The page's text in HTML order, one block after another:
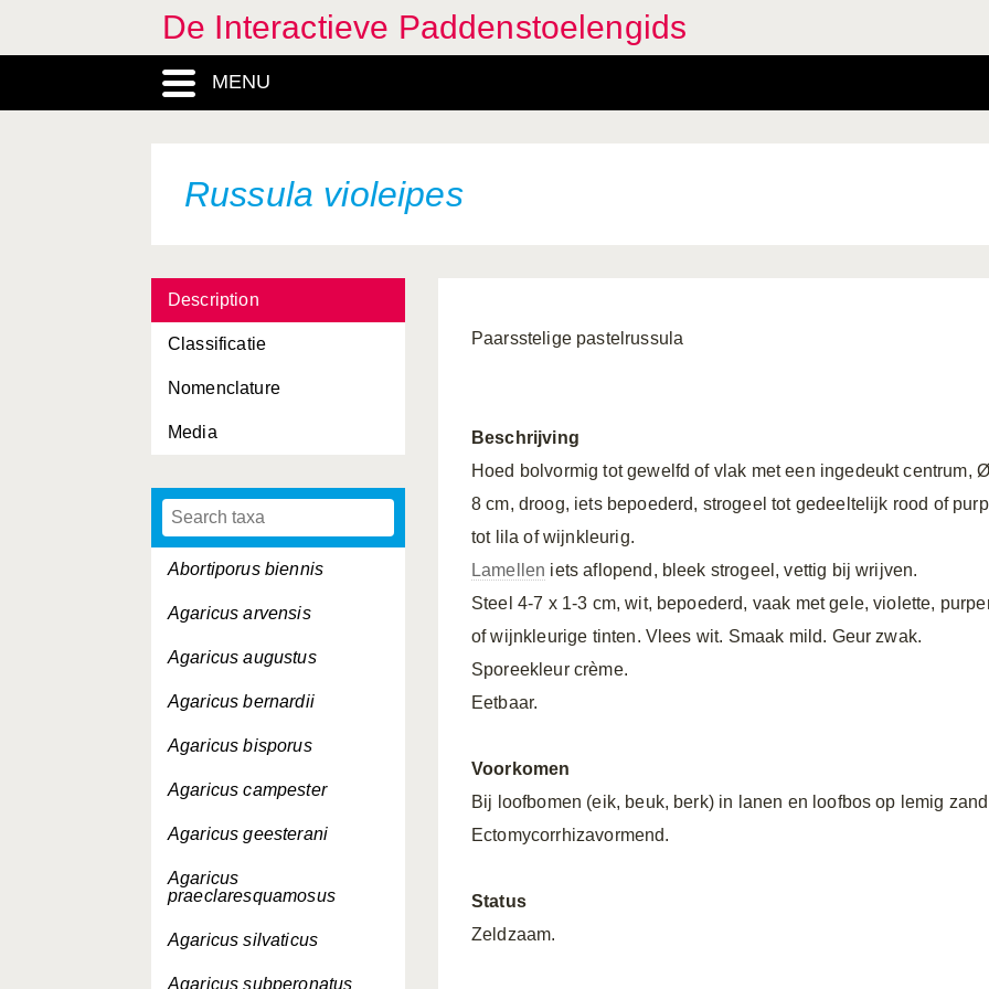
De Interactieve Paddenstoelengids
MENU
Russula violeipes
Description
Classificatie
Nomenclature
Media
Abortiporus biennis
Agaricus arvensis
Agaricus augustus
Agaricus bernardii
Agaricus bisporus
Agaricus campester
Agaricus geesterani
Agaricus
praeclaresquamosus
Agaricus silvaticus
Agaricus subperonatus
Paarsstelige pastelrussula
Beschrijving
Hoed bolvormig tot gewelfd of vlak met een ingedeukt centrum,
8 cm, droog, iets bepoederd, strogeel tot gedeeltelijk rood of
tot lila of wijnkleurig.
Lamellen iets aflopend, bleek strogeel, vettig bij wrijven.
Steel 4-7 x 1-3 cm, wit, bepoederd, vaak met gele, violette,
of wijnkleurige tinten. Vlees wit. Smaak mild. Geur zwak.
Sporeekleur crème.
Eetbaar.
Voorkomen
Bij loofbomen (eik, beuk, berk) in lanen en loofbos op lemig
Ectomycorrhizavormend.
Status
Zeldzaam.